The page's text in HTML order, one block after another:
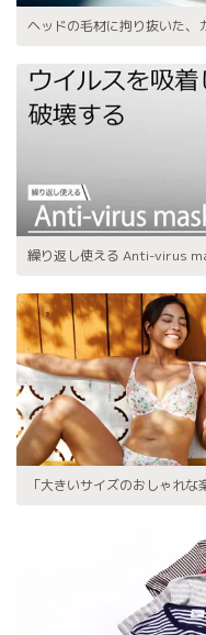
ヘッドの毛材に拘り抜いた、
繰り返し使える Anti-virus
「大きいサイズのおしゃれ